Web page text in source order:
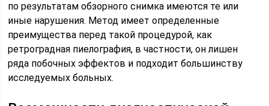
по результатам обзорного снимка имеются те или
иные нарушения. Метод имеет определенные
преимущества перед такой процедурой, как
ретроградная пиелография, в частности, он лишен
ряда побочных эффектов и подходит большинству
исследуемых больных.